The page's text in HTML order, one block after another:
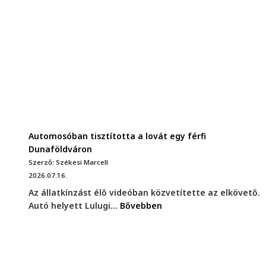
Automosóban tisztította a lovát egy férfi
Dunaföldváron
Szerző: Székesi Marcell
2026.07.16.
Az állatkínzást élő videóban közvetítette az elkövető.
Autó helyett Lulugi... Bővebben